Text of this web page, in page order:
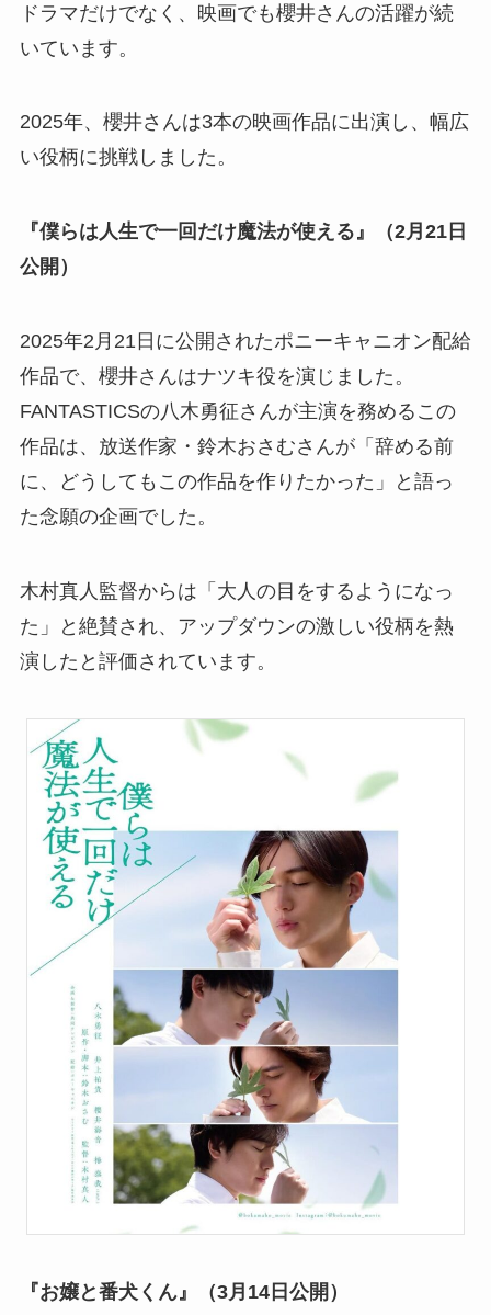
ドラマだけでなく、映画でも櫻井さんの活躍が続
いています。
2025年、櫻井さんは3本の映画作品に出演し、幅広
い役柄に挑戦しました。
『僕らは人生で一回だけ魔法が使える』（2月21日
公開）
2025年2月21日に公開されたポニーキャニオン配給
作品で、櫻井さんはナツキ役を演じました。
FANTASTICSの八木勇征さんが主演を務めるこの
作品は、放送作家・鈴木おさむさんが「辞める前
に、どうしてもこの作品を作りたかった」と語っ
た念願の企画でした。
木村真人監督からは「大人の目をするようになっ
た」と絶賛され、アップダウンの激しい役柄を熱
演したと評価されています。
『お嬢と番犬くん』（3月14日公開）